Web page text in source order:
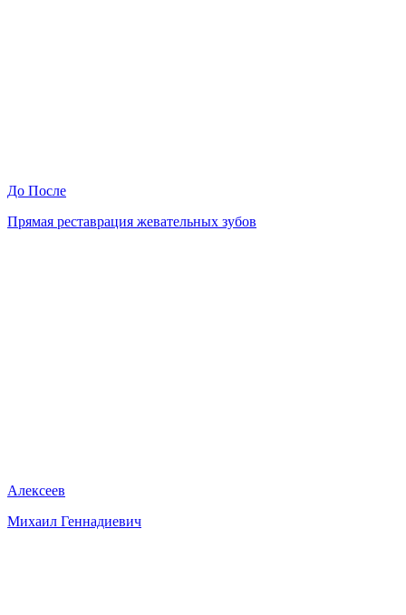
До После
Прямая реставрация жевательных зубов
Алексеев
Михаил Геннадиевич